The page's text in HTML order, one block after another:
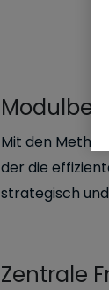
Mit den
der die
strategisch
Zentrale